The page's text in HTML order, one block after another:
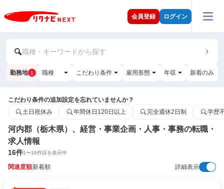
会員登録 ログイン
職種・キーワードから探す
勤務地 1 職種 こだわり条件 雇用形態 年収 新着のみ
こだわり条件の追加設定を忘れていませんか？
土日祝休み
年間休日120日以上 完全週休2日制 学歴
河内郡（栃木県）、経営・事業企画・人事・事務の転職・
求人情報
16件1〜16件目を表示中
関連度順新着順 詳細表示